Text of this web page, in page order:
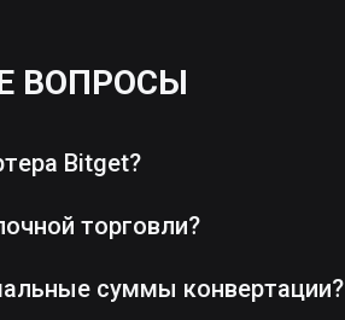
ВОПРОСЫ
Bitget?
торговли?
суммы конвертации?